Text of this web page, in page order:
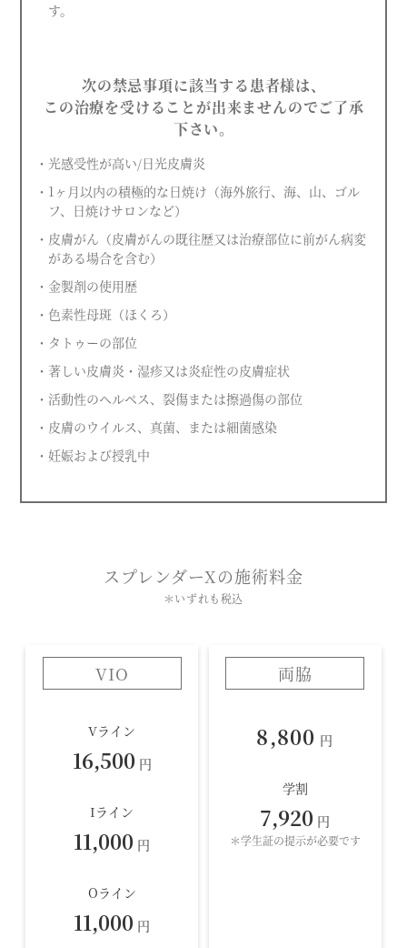
す。
次の禁忌事項に該当する患者様は、
この治療を受けることが出来ませんのでご了承
下さい。
・光感受性が高い/日光皮膚炎
・1ヶ月以内の積極的な日焼け（海外旅行、海、山、ゴル
フ、日焼けサロンなど）
・皮膚がん（皮膚がんの既往歴又は治療部位に前がん病変
がある場合を含む）
・金製剤の使用歴
・色素性母斑（ほくろ）
・タトゥーの部位
・著しい皮膚炎・湿疹又は炎症性の皮膚症状
・活動性のヘルペス、裂傷または擦過傷の部位
・皮膚のウイルス、真菌、または細菌感染
・妊娠および授乳中
スプレンダーXの施術料金
＊いずれも税込
VIO
Vライン
16,500 円
Iライン
11,000 円
Oライン
11,000 円
両脇
8,800 円
学割
7,920 円
＊学生証の提示が必要です